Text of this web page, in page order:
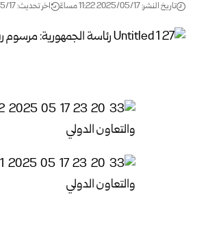
تاريخ النشر: 2025/05/17 11:22 مساءً اخر تحديث: 2025/05/17 11:22 مساءً